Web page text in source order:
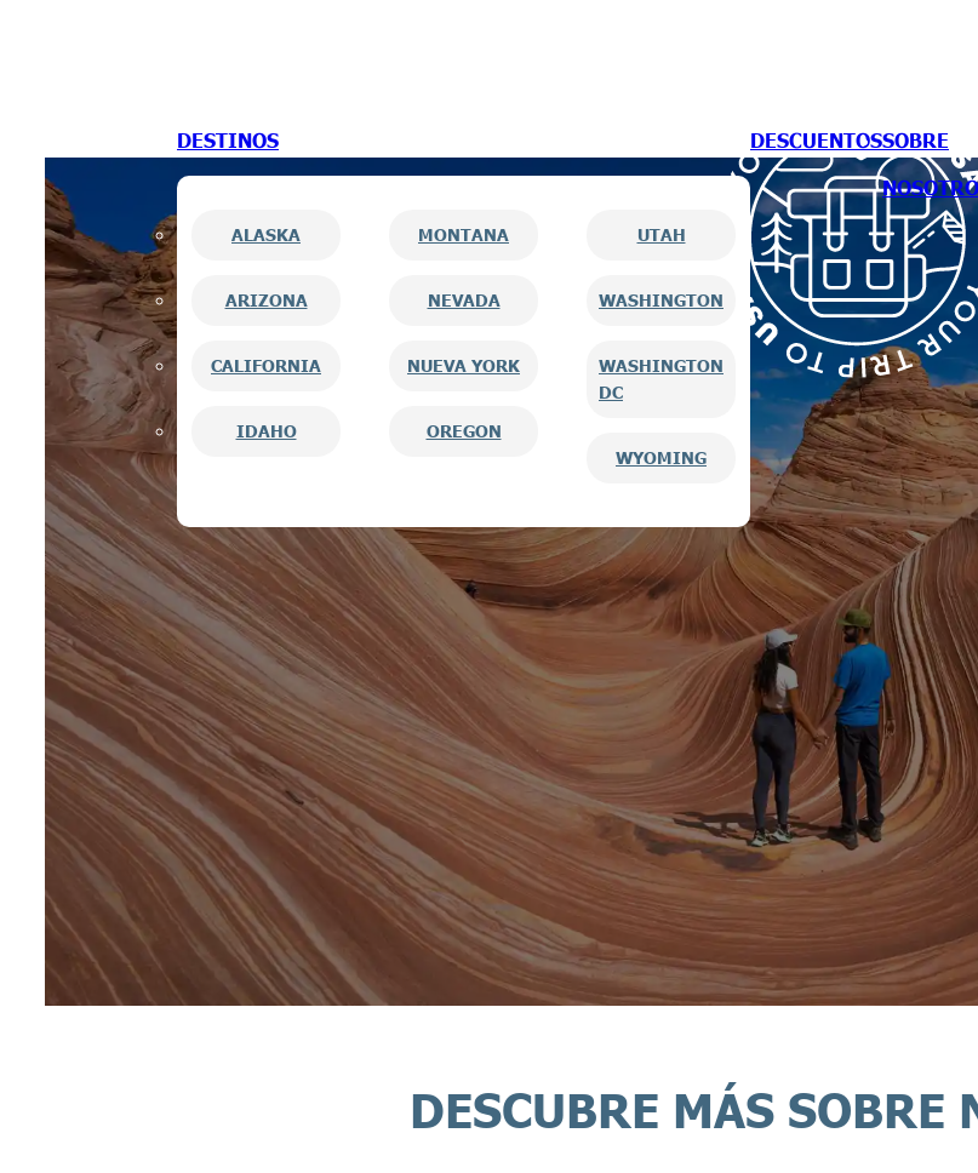
DESTINOS
ALASKA
ARIZONA
CALIFORNIA
IDAHO
MONTANA
NEVADA
NUEVA YORK
OREGON
UTAH
WASHINGTON
WASHINGTON
DC
WYOMING
DESCUENTOSSOBRE
DESCUBRE MÁS SOBRE